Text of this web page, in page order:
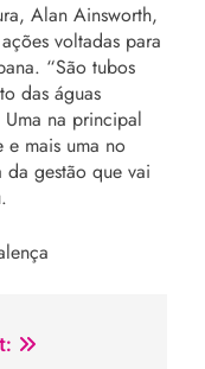
Alan Ainsworth,
voltadas para
“São tubos
das águas
na principal
mais uma no
da gestão que vai